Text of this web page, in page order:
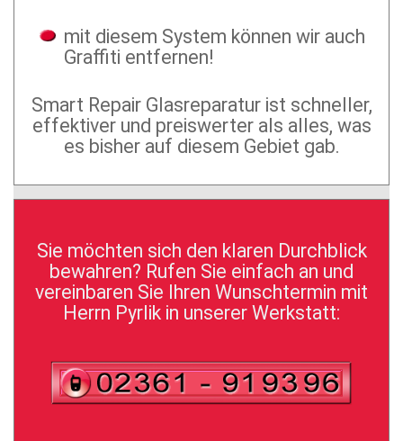
mit diesem System können wir auch
Graffiti entfernen!
Smart Repair Glasreparatur ist schneller,
effektiver und preiswerter als alles, was
es bisher auf diesem Gebiet gab.
Sie möchten sich den klaren Durchblick
bewahren? Rufen Sie einfach an und
vereinbaren Sie Ihren Wunschtermin mit
Herrn Pyrlik in unserer Werkstatt: